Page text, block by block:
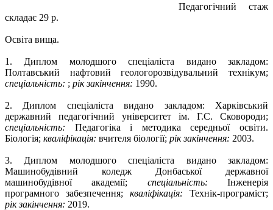
Педагогічний стаж
складає 29 р.
Освіта вища.
1. Диплом молодшого спеціаліста видано закладом:
Полтавський нафтовий геологорозвідувальний технікум;
спеціальність: ; рік закінчення: 1990.
2. Диплом спеціаліста видано закладом: Харківський
державний педагогічний університет ім. Г.С. Сковороди;
спеціальність: Педагогіка і методика середньої освіти.
Біологія; кваліфікація: вчителя біології; рік закінчення: 2003.
3. Диплом молодшого спеціаліста видано закладом:
Машинобудівний коледж Донбаської державної
машинобудівної академії; спеціальність:Інженерія
програмного забезпечення; кваліфікація: Технік-програміст;
рік закінчення: 2019.